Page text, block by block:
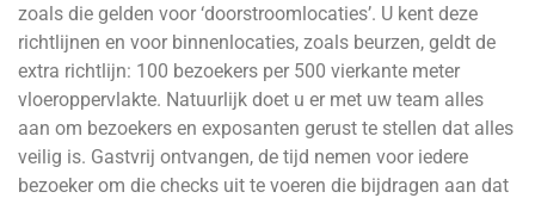
zoals die gelden voor ‘doorstroomlocaties’. U kent deze
richtlijnen en voor binnenlocaties, zoals beurzen, geldt de
extra richtlijn: 100 bezoekers per 500 vierkante meter
vloeroppervlakte. Natuurlijk doet u er met uw team alles
aan om bezoekers en exposanten gerust te stellen dat alles
veilig is. Gastvrij ontvangen, de tijd nemen voor iedere
bezoeker om die checks uit te voeren die bijdragen aan dat